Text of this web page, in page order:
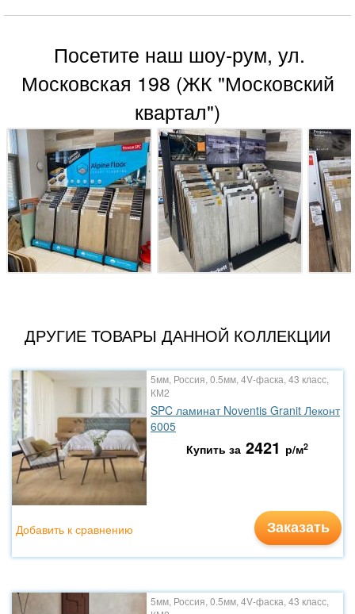
Посетите наш шоу-рум, ул.
Московская 198 (ЖК "Московский
квартал")
ДРУГИЕ ТОВАРЫ ДАННОЙ КОЛЛЕКЦИИ
5мм, Россия, 0.5мм, 4V-фаска, 43 класс,
КМ2
SPC ламинат Noventis Granit Леконт
6005
Купить за 2421 р/м2
Заказать
Добавить к сравнению
5мм, Россия, 0.5мм, 4V-фаска, 43 класс,